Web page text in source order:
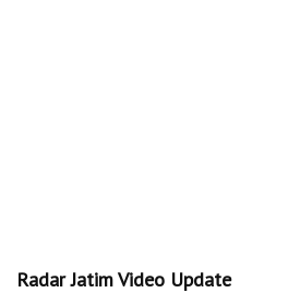
Radar Jatim Video Update